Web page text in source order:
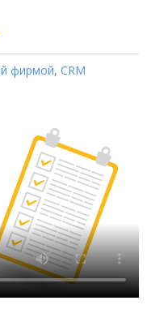
фирмой, CRM